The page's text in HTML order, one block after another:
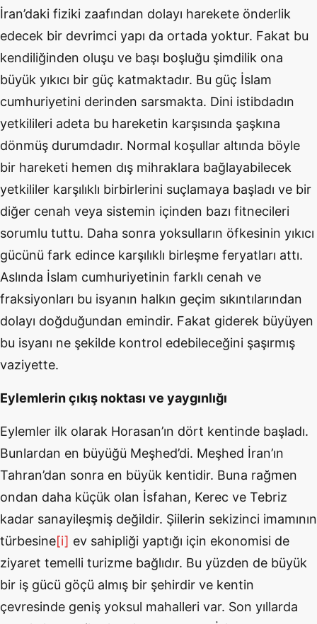
İran’daki fiziki zaafından dolayı harekete önderlik
edecek bir devrimci yapı da ortada yoktur. Fakat bu
kendiliğinden oluşu ve başı boşluğu şimdilik ona
büyük yıkıcı bir güç katmaktadır. Bu güç İslam
cumhuriyetini derinden sarsmakta. Dini istibdadın
yetkilileri adeta bu hareketin karşısında şaşkına
dönmüş durumdadır. Normal koşullar altında böyle
bir hareketi hemen dış mihraklara bağlayabilecek
yetkililer karşılıklı birbirlerini suçlamaya başladı ve bir
diğer cenah veya sistemin içinden bazı fitnecileri
sorumlu tuttu. Daha sonra yoksulların öfkesinin yıkıcı
gücünü fark edince karşılıklı birleşme feryatları attı.
Aslında İslam cumhuriyetinin farklı cenah ve
fraksiyonları bu isyanın halkın geçim sıkıntılarından
dolayı doğduğundan emindir. Fakat giderek büyüyen
bu isyanı ne şekilde kontrol edebileceğini şaşırmış
vaziyette.
Eylemlerin çıkış noktası ve yaygınlığı
Eylemler ilk olarak Horasan’ın dört kentinde başladı.
Bunlardan en büyüğü Meşhed’di. Meşhed İran’ın
Tahran’dan sonra en büyük kentidir. Buna rağmen
ondan daha küçük olan İsfahan, Kerec ve Tebriz
kadar sanayileşmiş değildir. Şiilerin sekizinci imamının
türbesine[i] ev sahipliği yaptığı için ekonomisi de
ziyaret temelli turizme bağlıdır. Bu yüzden de büyük
bir iş gücü göçü almış bir şehirdir ve kentin
çevresinde geniş yoksul mahalleri var. Son yıllarda